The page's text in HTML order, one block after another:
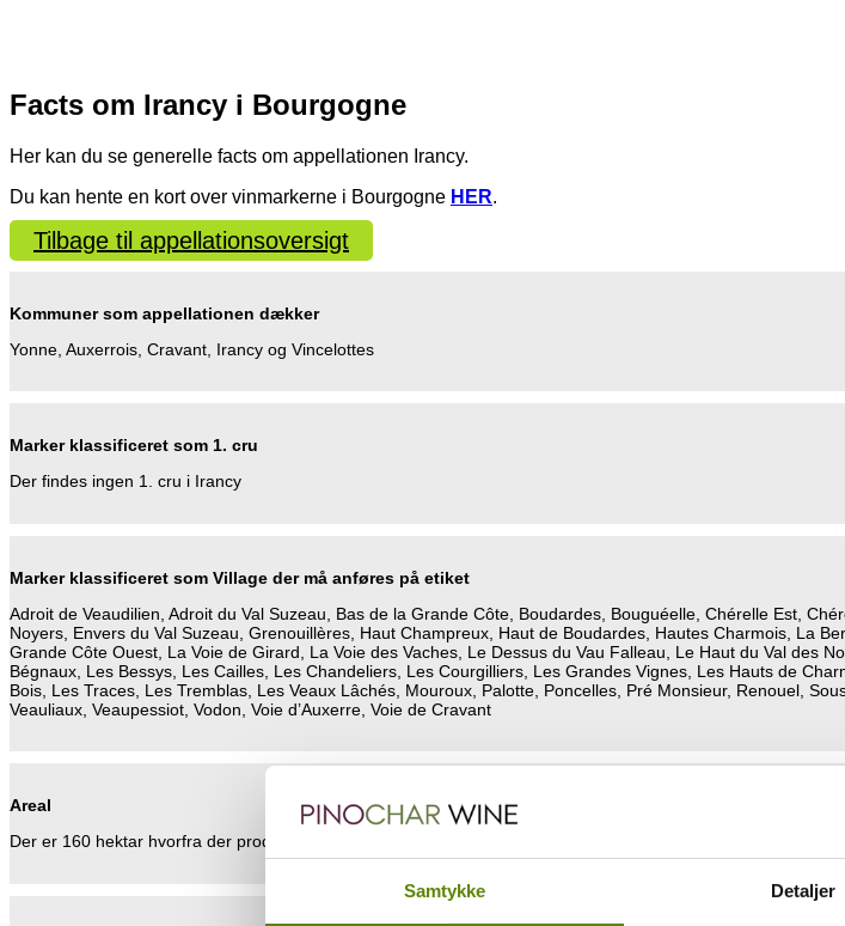
Samtykke Detaljer
Facts om Irancy i Bourgogne
Her kan du se generelle facts om appellationen Irancy.
Du kan hente en kort over vinmarkerne i Bourgogne HER.
Tilbage til appellationsoversigt
Kommuner som appellationen dækker
Yonne, Auxerrois, Cravant, Irancy og Vincelottes
Marker klassificeret som 1. cru
Der findes ingen 1. cru i Irancy
Marker klassificeret som Village der må anføres på etiket
Adroit de Veaudilien, Adroit du Val Suzeau, Bas de la Grande Côte, Boudardes, Bouguéelle, Chérelle Est,
Noyers, Envers du Val Suzeau, Grenouillères, Haut Champreux, Haut de Boudardes, Hautes Charmois, La
Grande Côte Ouest, La Voie de Girard, La Voie des Vaches, Le Dessus du Vau Falleau, Le Haut du Val des
Bégnaux, Les Bessys, Les Cailles, Les Chandeliers, Les Courgilliers, Les Grandes Vignes, Les Hauts de
Bois, Les Traces, Les Tremblas, Les Veaux Lâchés, Mouroux, Palotte, Poncelles, Pré Monsieur, Renouel,
Veauliaux, Veaupessiot, Vodon, Voie d’Auxerre, Voie de Cravant
Areal
Der er 160 hektar hvorfra der produceres røde og hvide vine.